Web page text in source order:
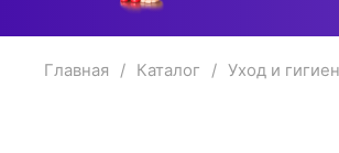
Главная Каталог Уход и